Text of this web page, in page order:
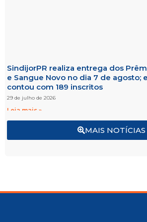
MAIS NOTÍCIAS
SindijorPR realiza entrega dos
e Sangue Novo no dia 7 de agosto;
contou com 189 inscritos
29 de julho de 2026
Leia mais »